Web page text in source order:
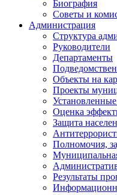
Биография
Советы и
Администрация
Структура
Руководители
Департаменты
Объекты на
Проекты
Оценка
Защита
Полномочия,
Результаты